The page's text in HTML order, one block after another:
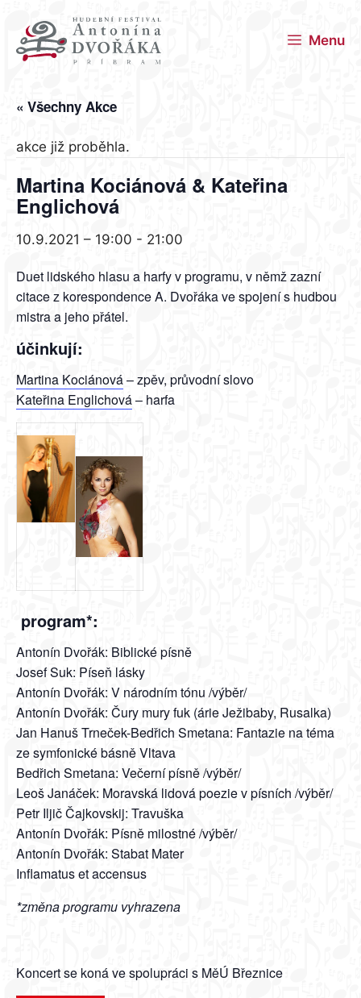
obsah
Menu
« Všechny Akce
akce již proběhla.
Martina Kociánová & Kateřina
Englichová
10.9.2021 – 19:00 - 21:00
Duet lidského hlasu a harfy v programu, v němž zazní
citace z korespondence A. Dvořáka ve spojení s hudbou
mistra a jeho přátel.
účinkují:
Martina Kociánová– zpěv, průvodní slovo
Kateřina Englichová– harfa
program*:
Antonín Dvořák: Biblické písně
Josef Suk: Píseň lásky
Antonín Dvořák: V národním tónu /výběr/
Antonín Dvořák: Čury mury fuk (árie Ježibaby, Rusalka)
Jan Hanuš Trneček-Bedřich Smetana: Fantazie na téma
ze symfonické básně Vltava
Bedřich Smetana: Večerní písně /výběr/
Leoš Janáček: Moravská lidová poezie v písních /výběr/
Petr Iljič Čajkovskij: Travuška
Antonín Dvořák: Písně milostné /výběr/
Antonín Dvořák: Stabat Mater
Inflamatus et accensus
*změna programu vyhrazena
Koncert se koná ve spolupráci s MěÚ Březnice